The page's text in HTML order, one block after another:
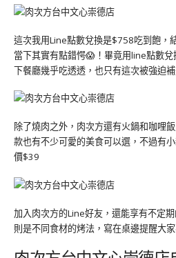
這次我用Line點數兌換是$758吃到飽，
當下其實有點錯愕😱！畢竟用line點數
下餐廳幾乎吃透透，也只有這次被強迫
除了燒肉之外，肉次方還有火鍋和咖哩
款也有不少可愛的美食可以選，不過有
價$39
加入肉次方的Line好友，還能享有不定
則是不同食材的烤法，寫在桌邊提醒大